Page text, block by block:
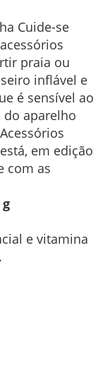
Cuide-se
praia ou
inflável e
é sensível ao
aparelho
em edição
com as
e vitamina